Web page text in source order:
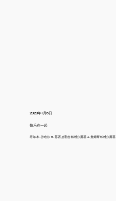
2023年1月6日
快乐在一起
塔尔·本-沙哈尔 ft. 苏西·皮勒吉·帕维尔斯基 & 詹姆斯·帕维尔斯基